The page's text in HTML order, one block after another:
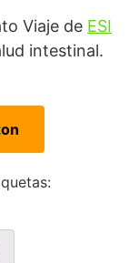
Viaje de ESI
intestinal.